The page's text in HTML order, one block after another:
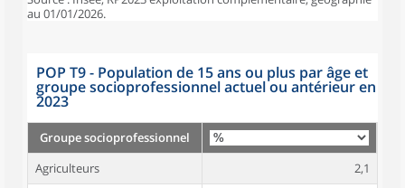
au 01/01/2026.
POP T9 - Population de 15 ans ou plus par âge et
groupe socioprofessionnel actuel ou antérieur en
2023
Groupe socioprofessionnel
Agriculteurs
2,1